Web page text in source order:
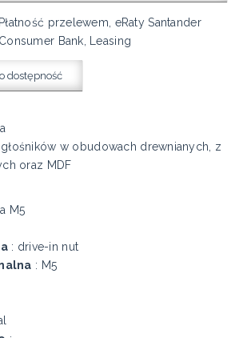
Płatność przelewem, eRaty Santander
Consumer Bank, Leasing
dostępność
w obudowach drewnianych, z
oraz MDF
M5
: drive-in nut
: M5